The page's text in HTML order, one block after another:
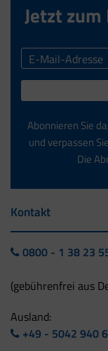
Jetzt
Abonnieren Sie
und verpassen
Die
Kontakt
0800 - 1 38 23
(gebührenfrei aus
Ausland:
+49 - 5042 940